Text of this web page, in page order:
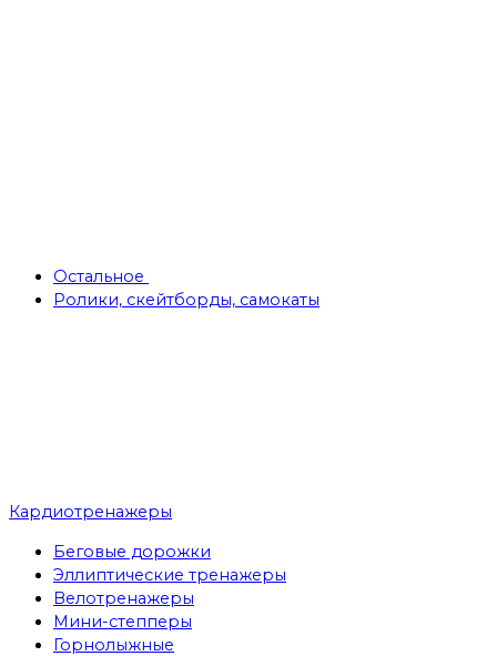
Остальное
Ролики, скейтборды, самокаты
Кардиотренажеры
Беговые дорожки
Эллиптические тренажеры
Велотренажеры
Мини-степперы
Горнолыжные